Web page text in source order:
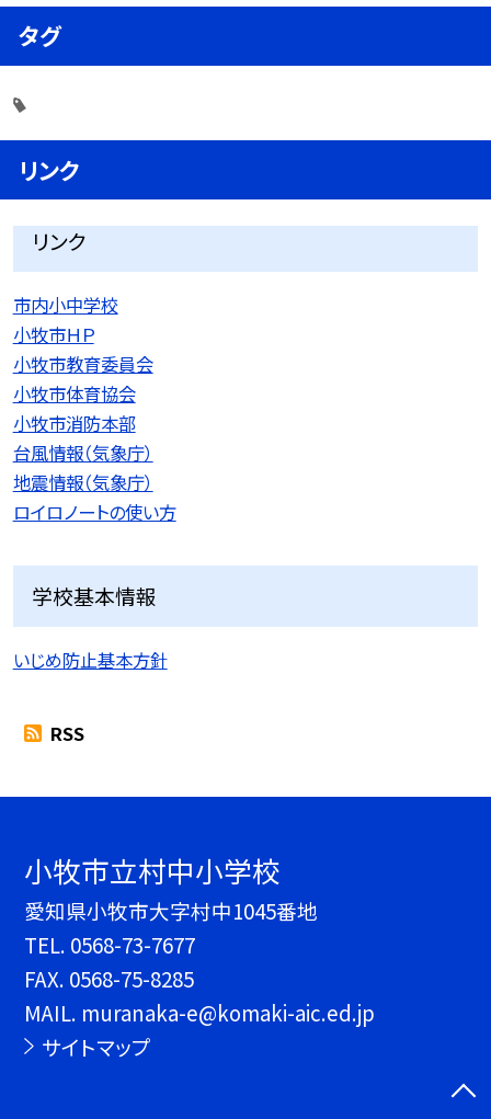
タグ
リンク
リンク
市内小中学校
小牧市ＨＰ
小牧市教育委員会
小牧市体育協会
小牧市消防本部
台風情報（気象庁）
地震情報（気象庁）
ロイロノートの使い方
学校基本情報
いじめ防止基本方針
RSS
小牧市立村中小学校
愛知県小牧市大字村中1045番地
TEL. 0568-73-7677
FAX. 0568-75-8285
MAIL. muranaka-e@komaki-aic.ed.jp
サイトマップ